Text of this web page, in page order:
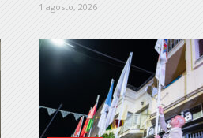
1 agosto, 2026